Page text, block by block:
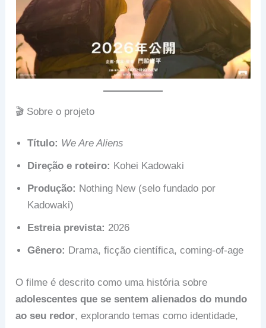
🎬 Sobre o projeto
Título: We Are Aliens
Direção e roteiro: Kohei Kadowaki
Produção: Nothing New (selo fundado por
Kadowaki)
Estreia prevista: 2026
Gênero: Drama, ficção científica, coming-of-age
O filme é descrito como uma história sobre
adolescentes que se sentem alienados do mundo
ao seu redor, explorando temas como identidade,